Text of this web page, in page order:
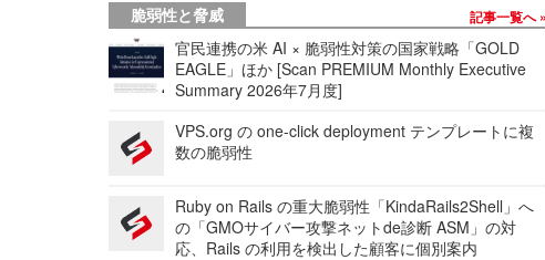
脆弱性と脅威 記事一覧へ
官民連携の米 AI × 脆弱性対策の国家戦略「GOLD
EAGLE」ほか [Scan PREMIUM Monthly Executive
Summary 2026年7月度]
VPS.org の one-click deployment テンプレートに複
数の脆弱性
Ruby on Rails の重大脆弱性「KindaRails2Shell」へ
の「GMOサイバー攻撃ネットde診断 ASM」の対
応、Rails の利用を検出した顧客に個別案内